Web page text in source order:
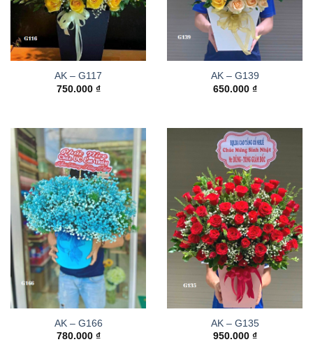
AK – G117
750.000 ₫
AK – G139
650.000 ₫
AK – G166
780.000 ₫
AK – G135
950.000 ₫